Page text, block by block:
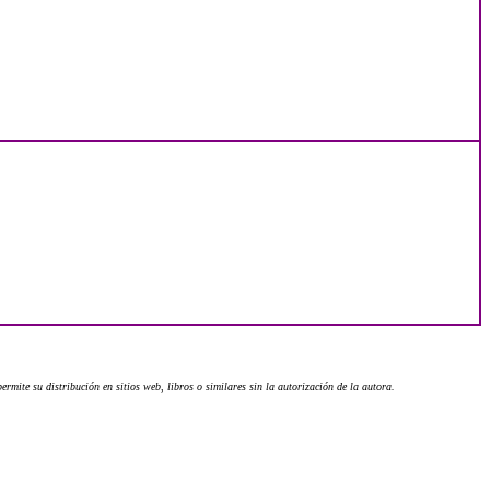
su distribución en sitios web, libros o similares sin la autorización de la autora.